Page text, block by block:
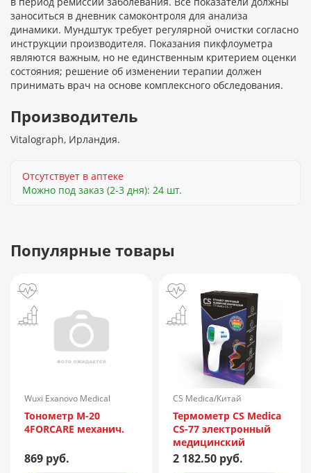
заноситься в дневник самоконтроля для анализа
динамики. Мундштук требует регулярной очистки согласно
инструкции производителя. Показания пикфлоуметра
являются важным, но не единственным критерием оценки
состояния; решение об изменении терапии должен
принимать врач на основе комплексного обследования.
Производитель
Vitalograph, Ирландия.
Отсутствует в аптеке
Можно под заказ (2-3 дня): 24 шт.
Популярные товары
Wuxi Exanovo Medical
Instrument/Китай
Тонометр М-20
4FORCARE механич.
869 руб.
CS Medica/Китай
Термометр CS Medica
CS-77 электронный
медицинский
инфракрасный
2 182.50 руб.